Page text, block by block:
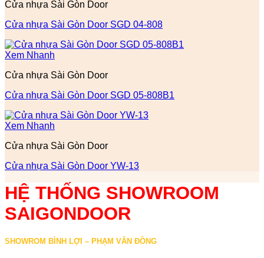
Cửa nhựa Sài Gòn Door
Cửa nhựa Sài Gòn Door SGD 04-808
Xem Nhanh
Cửa nhựa Sài Gòn Door
Cửa nhựa Sài Gòn Door SGD 05-808B1
Xem Nhanh
Cửa nhựa Sài Gòn Door
Cửa nhựa Sài Gòn Door YW-13
HỆ THỐNG SHOWROOM
SAIGONDOOR
SHOWROM BÌNH LỢI – PHẠM VĂN ĐỒNG